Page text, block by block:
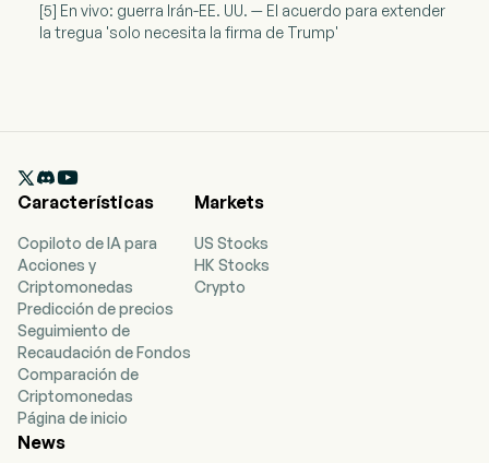
[5] En vivo: guerra Irán-EE. UU. — El acuerdo para extender
la tregua 'solo necesita la firma de Trump'

Características
Copiloto de IA para
Acciones y
Criptomonedas
Predicción de precios
Seguimiento de
Recaudación de Fondos
Comparación de
Criptomonedas
Página de inicio
Markets
US Stocks
HK Stocks
Crypto
News